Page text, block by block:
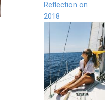
Reflection on
2018